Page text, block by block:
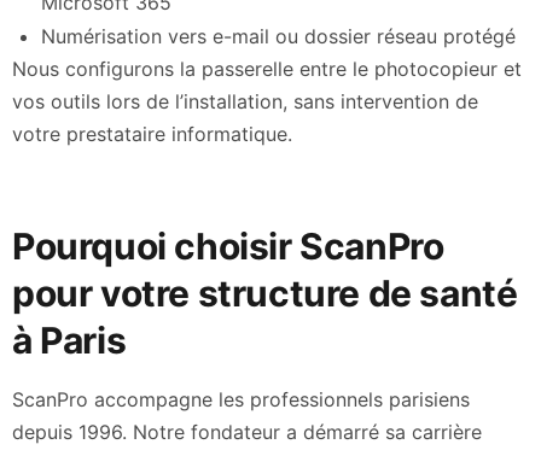
Numérisation vers e-mail ou dossier réseau protégé
Nous configurons la passerelle entre le photocopieur et
vos outils lors de l’installation, sans intervention de
votre prestataire informatique.
Pourquoi choisir ScanPro
pour votre structure de santé
à Paris
ScanPro accompagne les professionnels parisiens
depuis 1996. Notre fondateur a démarré sa carrière